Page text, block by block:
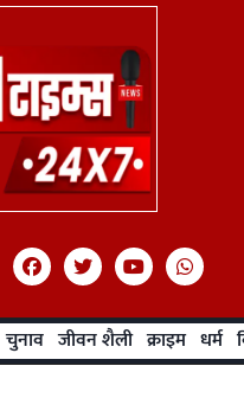
चुनाव जीवन शैली क्राइम धर्म